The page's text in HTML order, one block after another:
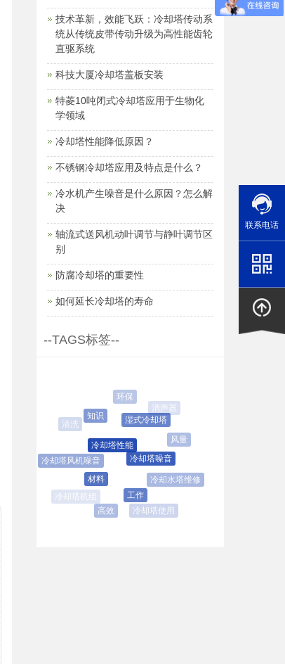
技术革新，效能飞跃：冷却塔传动系
统从传统皮带传动升级为高性能齿轮
直驱系统
科技大厦冷却塔盖板安装
特菱10吨闭式冷却塔应用于生物化
学领域
冷却塔性能降低原因？
不锈钢冷却塔应用及特点是什么？
冷水机产生噪音是什么原因？怎么解
决
轴流式送风机动叶调节与静叶调节区
别
防腐冷却塔的重要性
如何延长冷却塔的寿命
--TAGS标签--
冷却塔风机噪音
材料
冷却塔性能
知识
清洗
高效
工作
冷却塔噪音
湿式冷却塔
环保
冷却塔使用
冷却水塔维修
风量
消声器
联系电话